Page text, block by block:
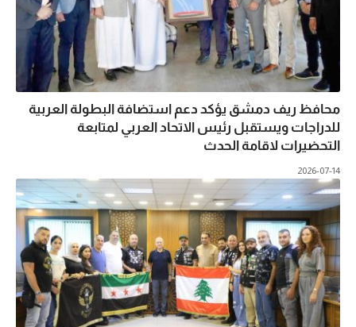
محافظ ريف دمشق يؤكد دعم استضافة البطولة العربية
للدراجات ويستقبل رئيس الاتحاد العربي لمتابعة
التحضيرات لاقامة الحدث
2026-07-14